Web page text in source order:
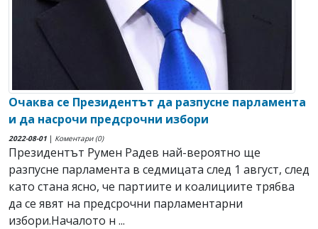
Очаква се Президентът да разпусне парламента
и да насрочи предсрочни избори
2022-08-01 | Коментари (0)
Президентът Румен Радев най-вероятно ще
разпусне парламента в седмицата след 1 август, след
като стана ясно, че партиите и коалициите трябва
да се явят на предсрочни парламентарни
избори.Началото н ...